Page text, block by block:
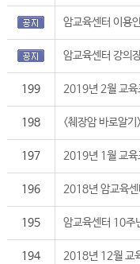
암교육센터 이용
암교육센터 강의
199 2019년 2월 교육
198 <췌장암 바로알
197 2019년 1월 교육
196 2018년 암교육센
195 암교육센터 10주
194 2018년 12월 교